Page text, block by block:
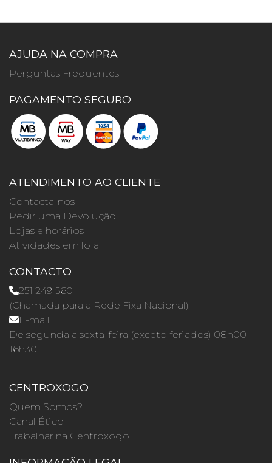
AJUDA NA COMPRA
Perguntas Frequentes
PAGAMENTO SEGURO
ATENDIMENTO AO CLIENTE
Contacta-nos
Pedir uma Devolução
Lojas e horários
Atividades em loja
CONTACTO
251 249 560
(Chamada para a Rede Fixa Nacional)
E-mail
De segunda a sexta-feira (exceto feriados) 08h00 ·
16h30
CENTROXOGO
Quem Somos?
Canal Ético
Trabalhar na Centroxogo